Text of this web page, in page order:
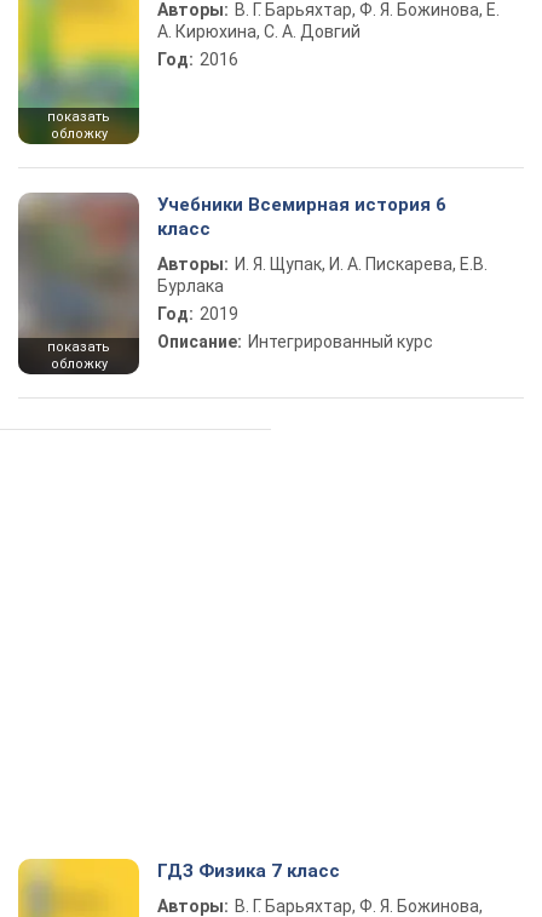
показать
обложку
Авторы: В. Г. Барьяхтар, Ф. Я. Божинова, Е.
А. Кирюхина, С. А. Довгий
Год: 2016
показать
обложку
Учебники Всемирная история 6
класс
Авторы: И. Я. Щупак, И. А. Пискарева, Е.В.
Бурлака
Год: 2019
Описание: Интегрированный курс
ГДЗ Физика 7 класс
Авторы: В. Г. Барьяхтар, Ф. Я. Божинова,